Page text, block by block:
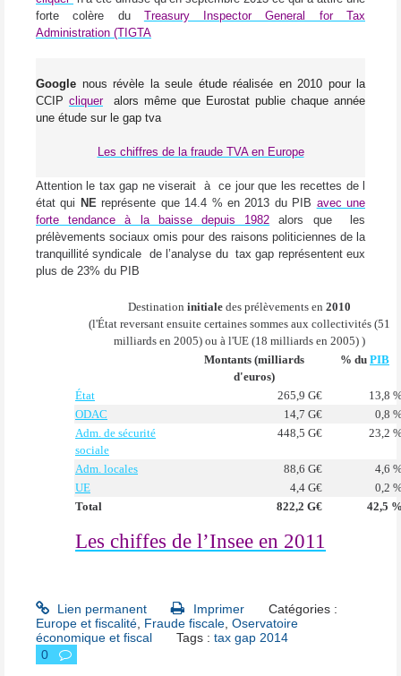
forte colère du Treasury Inspector General for Tax
Administration (TIGTA
Google nous révèle la seule étude réalisée en 2010 pour la
CCIP cliquer
alors même que Eurostat publie chaque année
une étude sur le gap tva
Les chiffres de la fraude TVA en Europe
Attention le tax gap ne viserait à ce jour que les recettes de l
état qui NEreprésente que 14.4 % en 2013 du PIB avec une
forte tendance à la baisse depuis 1982 alors que
les
prélèvements sociaux omis pour des raisons politiciennes de la
tranquillité syndicale de l’analyse du tax gap représentent eux
plus de 23% du PIB
Destination initialedes prélèvements en 2010
(l'État reversant ensuite certaines sommes aux collectivités (51
milliards en 2005) ou à l'UE (18 milliards en 2005) )
Montants (milliards
d'euros)
% du PIB
État 265,9 G€
13,8
ODAC
14,7 G€
0,8
Adm. de sécurité
sociale
448,5 G€ 23,2
Adm. locales 88,6 G€
4,6
UE
4,4 G€
0,2
Total
822,2 G€ 42,5
Les chiffes de l’Insee en 2011
Lien permanent Imprimer
Catégories :
Europe et fiscalité, Fraude fiscale, Oservatoire
économique et fiscal
Tags :tax gap 2014
0